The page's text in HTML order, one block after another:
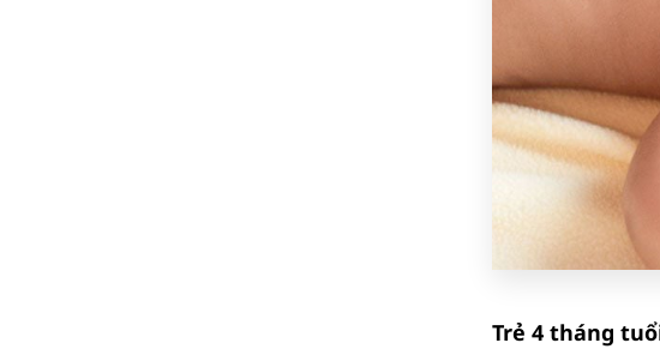
Trẻ 4 tháng